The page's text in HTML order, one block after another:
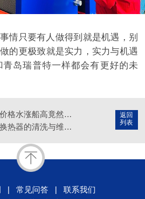
情只要有人做得到就是机遇，别
的更极致就是实力，实力与机遇
岛瑞普特一样都会有更好的未
返回
列表
板式换热器价格水涨船高竟然是因为它？
氯碱用板式换热器的清洗与维修的方法要掌握
常见问答
联系我们